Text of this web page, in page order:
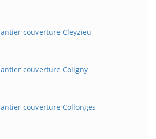
couverture Cleyzieu
couverture Coligny
couverture Collonges